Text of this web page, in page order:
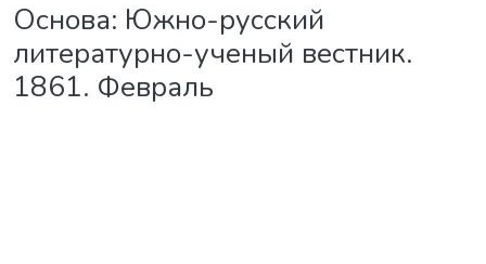
Основа: Южно-русский
литературно-ученый вестник.
1861. Февраль